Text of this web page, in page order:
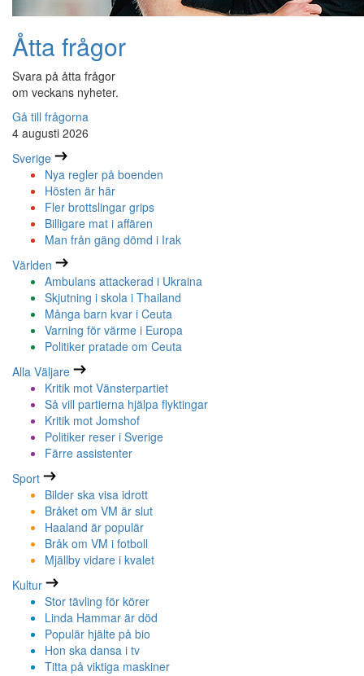
Åtta frågor
Svara på åtta frågor
om veckans nyheter.
Gå till frågorna
4 augusti 2026
Sverige
Nya regler på boenden
Hösten är här
Fler brottslingar grips
Billigare mat i affären
Man från gäng dömd i Irak
Världen
Ambulans attackerad i Ukraina
Skjutning i skola i Thailand
Många barn kvar i Ceuta
Varning för värme i Europa
Politiker pratade om Ceuta
Alla Väljare
Kritik mot Vänsterpartiet
Så vill partierna hjälpa flyktingar
Kritik mot Jomshof
Politiker reser i Sverige
Färre assistenter
Sport
Bilder ska visa idrott
Bråket om VM är slut
Haaland är populär
Bråk om VM i fotboll
Mjällby vidare i kvalet
Kultur
Stor tävling för körer
Linda Hammar är död
Populär hjälte på bio
Hon ska dansa i tv
Titta på viktiga maskiner